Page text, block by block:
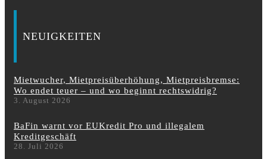
NEUIGKEITEN
Mietwucher, Mietpreisüberhöhung, Mietpreisbremse:
Wo endet teuer – und wo beginnt rechtswidrig?
3. August 2026
BaFin warnt vor EUKredit Pro und illegalem
Kreditgeschäft
28. Juli 2026